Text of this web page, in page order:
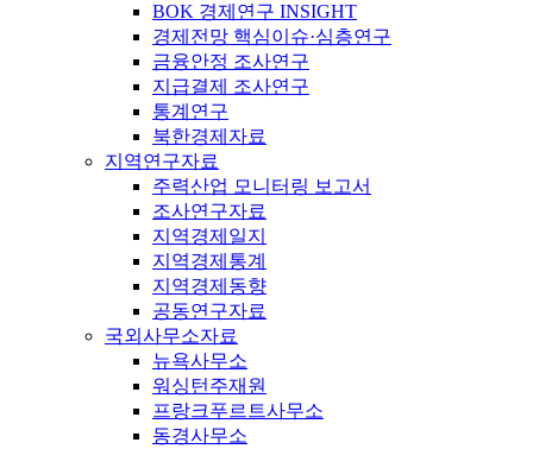
BOK 경제연구 INSIGHT
경제전망 핵심이슈·심층연구
금융안정 조사연구
지급결제 조사연구
통계연구
북한경제자료
지역연구자료
주력산업 모니터링 보고서
조사연구자료
지역경제일지
지역경제통계
지역경제동향
공동연구자료
국외사무소자료
뉴욕사무소
워싱턴주재원
프랑크푸르트사무소
동경사무소